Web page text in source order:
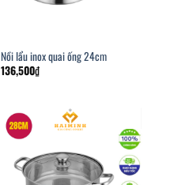
Nồi lẩu inox quai ống 24cm
136,500₫